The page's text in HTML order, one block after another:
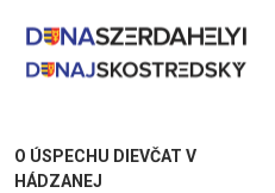
O ÚSPECHU DIEVČAT V
HÁDZANEJ